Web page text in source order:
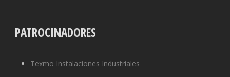
PATROCINADORES
Texmo Instalaciones Industriales